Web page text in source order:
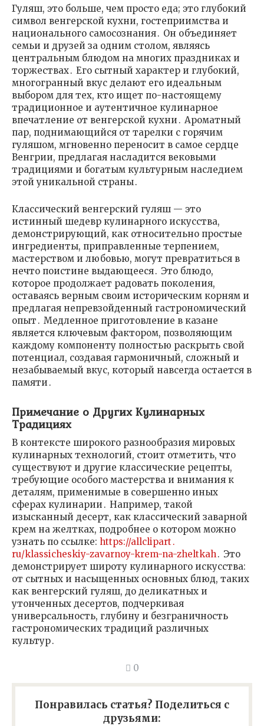
Гуляш, это больше, чем просто еда; это глубокий
символ венгерской кухни, гостеприимства и
национального самосознания․ Он объединяет
семьи и друзей за одним столом, являясь
центральным блюдом на многих праздниках и
торжествах․ Его сытный характер и глубокий,
многогранный вкус делают его идеальным
выбором для тех, кто ищет по-настоящему
традиционное и аутентичное кулинарное
впечатление от венгерской кухни․ Ароматный
пар, поднимающийся от тарелки с горячим
гуляшом, мгновенно переносит в самое сердце
Венгрии, предлагая насладится вековыми
традициями и богатым культурным наследием
этой уникальной страны․
Классический венгерский гуляш — это
истинный шедевр кулинарного искусства,
демонстрирующий, как относительно простые
ингредиенты, приправленные терпением,
мастерством и любовью, могут превратиться в
нечто поистине выдающееся․ Это блюдо,
которое продолжает радовать поколения,
оставаясь верным своим историческим корням и
предлагая непревзойденный гастрономический
опыт․ Медленное приготовление в казане
является ключевым фактором, позволяющим
каждому компоненту полностью раскрыть свой
потенциал, создавая гармоничный, сложный и
незабываемый вкус, который навсегда остается в
памяти․
Примечание о Других Кулинарных
Традициях
В контексте широкого разнообразия мировых
кулинарных технологий, стоит отметить, что
существуют и другие классические рецепты,
требующие особого мастерства и внимания к
деталям, применимые в совершенно иных
сферах кулинарии․ Например, такой
изысканный десерт, как классический заварной
крем на желтках, подробнее о котором можно
узнать по ссылке: https://allclipart․
ru/klassicheskiy-zavarnoy-krem-na-zheltkah․ Это
демонстрирует широту кулинарного искусства:
от сытных и насыщенных основных блюд, таких
как венгерский гуляш, до деликатных и
утонченных десертов, подчеркивая
универсальность, глубину и безграничность
гастрономических традиций различных
культур․
0
Понравилась статья? Поделиться с
друзьями: